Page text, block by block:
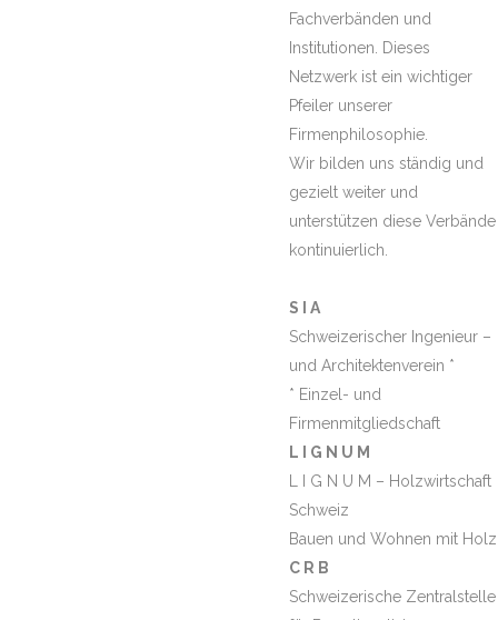
Fachverbänden und
Institutionen. Dieses
Netzwerk ist ein wichtiger
Pfeiler unserer
Firmenphilosophie.
Wir bilden uns ständig und
gezielt weiter und
unterstützen diese Verbände
kontinuierlich.
S I A
Schweizerischer Ingenieur –
und Architektenverein *
* Einzel- und
Firmenmitgliedschaft
L I G N U M
L I G N U M – Holzwirtschaft
Schweiz
Bauen und Wohnen mit Holz
C R B
Schweizerische Zentralstelle